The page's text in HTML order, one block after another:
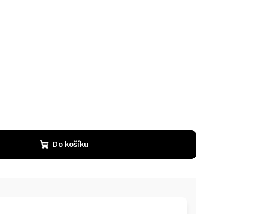
Do košíku